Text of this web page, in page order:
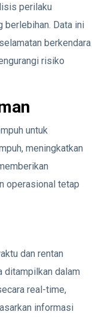
perilaku
berlebihan. Data ini
berkendara
risiko
untuk
meningkatkan
operasional tetap
dan rentan
ditampilkan dalam
real-time,
informasi